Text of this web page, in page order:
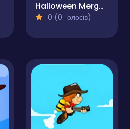
Halloween Merge Mania
0 (0 Голосів)